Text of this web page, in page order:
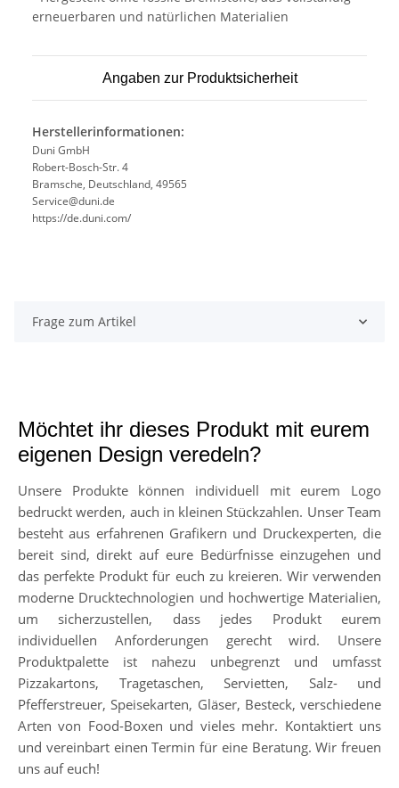
erneuerbaren und natürlichen Materialien
Angaben zur Produktsicherheit
Herstellerinformationen:
Duni GmbH
Robert-Bosch-Str. 4
Bramsche, Deutschland, 49565
Service@duni.de
https://de.duni.com/
Frage zum Artikel
Möchtet ihr dieses Produkt mit eurem
eigenen Design veredeln?
Unsere Produkte können individuell mit eurem Logo
bedruckt werden, auch in kleinen Stückzahlen. Unser Team
besteht aus erfahrenen Grafikern und Druckexperten, die
bereit sind, direkt auf eure Bedürfnisse einzugehen und
das perfekte Produkt für euch zu kreieren. Wir verwenden
moderne Drucktechnologien und hochwertige Materialien,
um sicherzustellen, dass jedes Produkt eurem
individuellen Anforderungen gerecht wird. Unsere
Produktpalette ist nahezu unbegrenzt und umfasst
Pizzakartons, Tragetaschen, Servietten, Salz- und
Pfefferstreuer, Speisekarten, Gläser, Besteck, verschiedene
Arten von Food-Boxen und vieles mehr. Kontaktiert uns
und vereinbart einen Termin für eine Beratung. Wir freuen
uns auf euch!